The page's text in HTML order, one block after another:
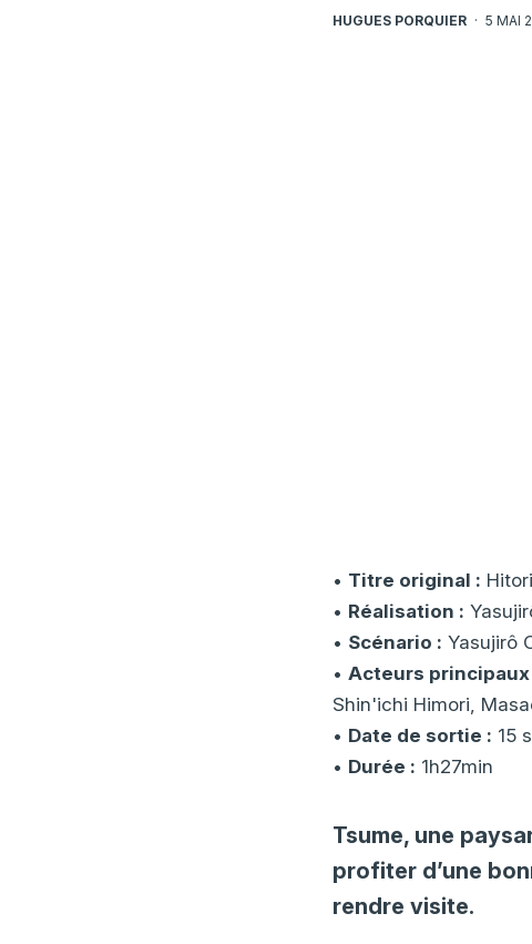
HUGUES PORQUIER · 5 MAI
Tsume, une
profiter d’une
rendre visite.
• Titre original :
• Réalisation :
• Scénario : Yasujirô
•Acteurs principaux
Shin'ichi Himori,
• Date de sortie : 15
• Durée : 1h27min